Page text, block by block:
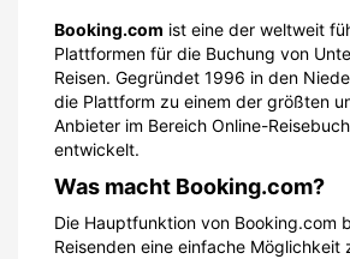
Booking.com ist eine der weltweit
Plattformen für die Buchung von
Reisen. Gegründet 1996 in den
die Plattform zu einem der größten
Anbieter im Bereich Online-
entwickelt.
Was macht Booking.com?
Die Hauptfunktion von Booking.com
Reisenden eine einfache Möglichkeit